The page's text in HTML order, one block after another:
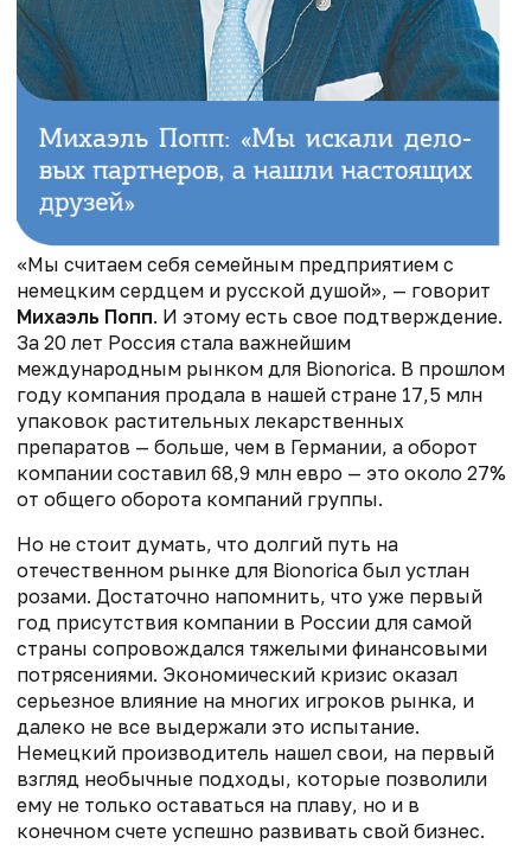
«Мы считаем себя семейным предприятием с
немецким сердцем и русской душой», — говорит
Михаэль Попп. И этому есть свое подтверждение.
За 20 лет Россия стала важнейшим
международным рынком для Bionorica. В прошлом
году компания продала в нашей стране 17,5 млн
упаковок растительных лекарственных
препаратов — больше, чем в Германии, а оборот
компании составил 68,9 млн евро — это около 27%
от общего оборота компаний группы.
Но не стоит думать, что долгий путь на
отечественном рынке для Bionorica был устлан
розами. Достаточно напомнить, что уже первый
год присутствия компании в России для самой
страны сопровождался тяжелыми финансовыми
потрясениями. Экономический кризис оказал
серьезное влияние на многих игроков рынка, и
далеко не все выдержали это испытание.
Немецкий производитель нашел свои, на первый
взгляд необычные подходы, которые позволили
ему не только оставаться на плаву, но и в
конечном счете успешно развивать свой бизнес.